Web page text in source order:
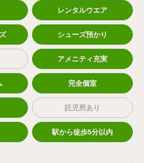
レンタルウエア
シューズ預かり
アメニティ充実
完全個室
託児所あり
駅から徒歩5分以内